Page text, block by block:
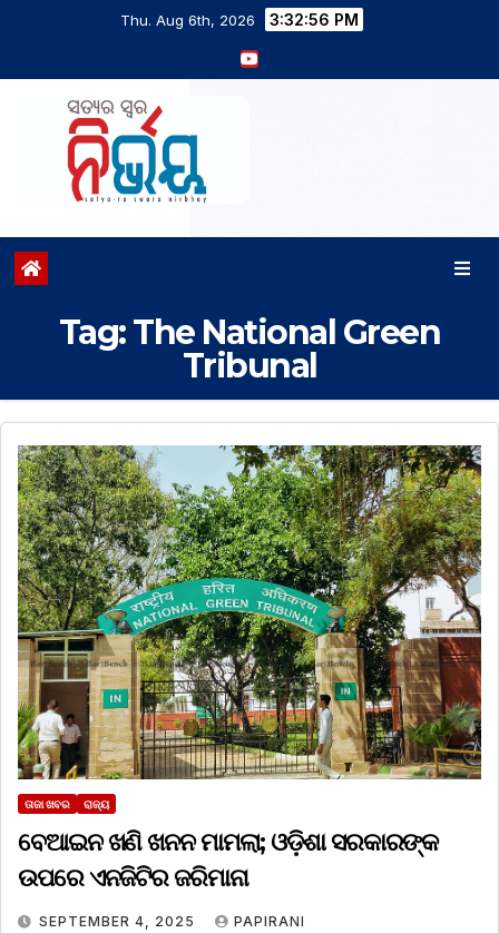
Thu. Aug 6th, 2026 3:32:56 PM
Tag:The National Green
Tribunal
ତାଜା ଖବର ରାଜ୍ୟ
ବେଆଇନ ଖଣି ଖନନ ମାମଲା; ଓଡ଼ିଶା ସରକାରଙ୍କ
ଉପରେ ଏନଜିଟିର ଜରିମାନା
SEPTEMBER 4, 2025 PAPIRANI